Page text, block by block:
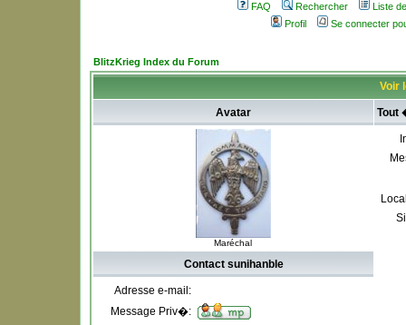
FAQ Rechercher
Liste
Profil
Se connecter
BlitzKrieg Index du Forum
Voir
Avatar Tout
Maréchal
Contact sunihanble
Adresse e-mail:
Message Priv�: